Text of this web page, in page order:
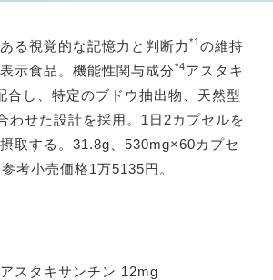
る視覚的な記憶力と判断力 *1 の維持
示食品。機能性関与成分*4アスタキ
合し、特定のブドウ抽出物、天然型
わせた設計を採用。1日2カプセルを
取する。31.8g、530mg×60カプセ
考小売価格1万5135円。
スタキサンチン 12mg